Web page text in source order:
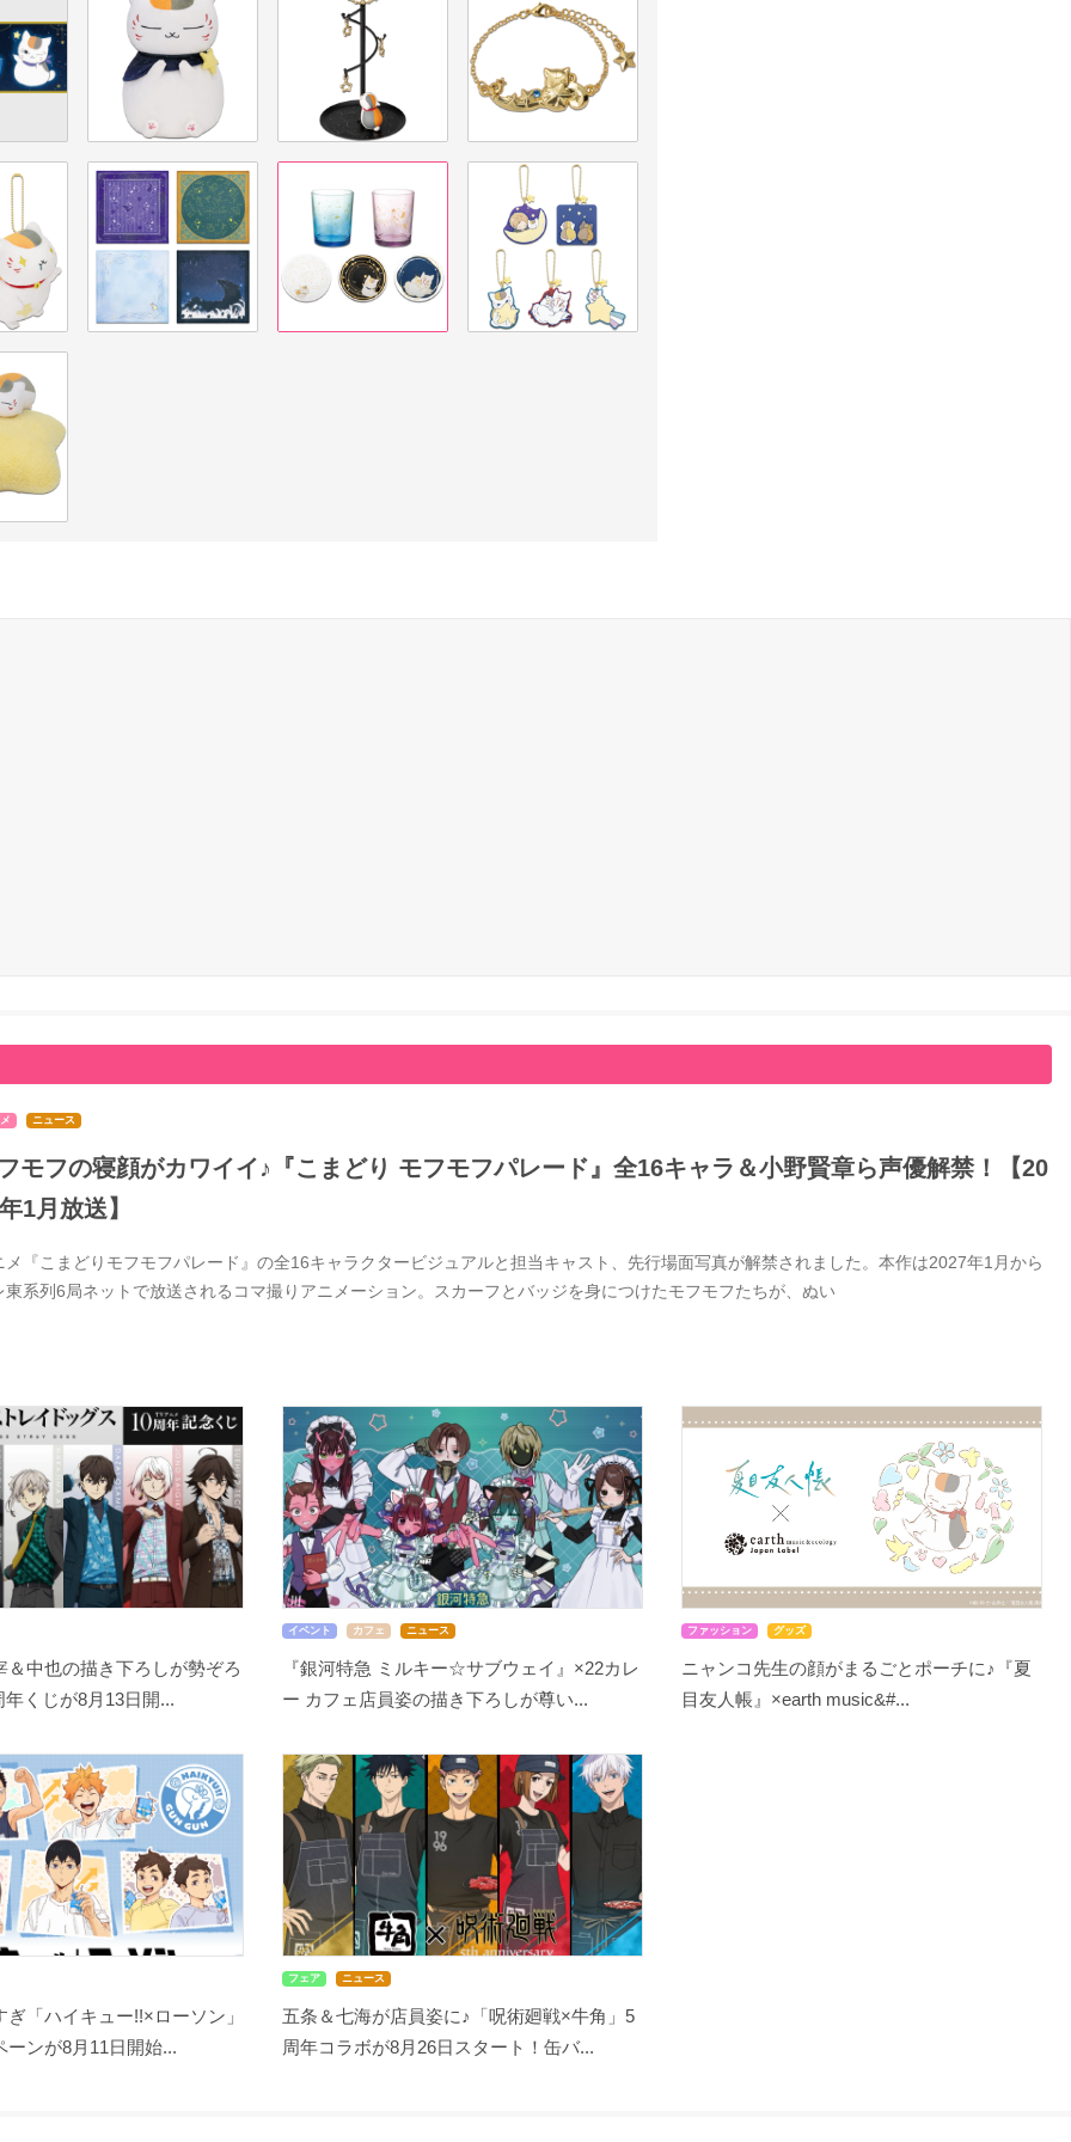
ニュース
モフの寝顔がカワイイ♪『こまどり モフモフパレード』全16キャラ＆小野賢章ら声優解禁！【20
1月放送】
メ『こまどりモフモフパレード』の全16キャラクタービジュアルと担当キャスト、先行場面写真が解禁されました。本作は2027年1月から
東系列6局ネットで放送されるコマ撮りアニメーション。スカーフとバッジを身につけたモフモフたちが、ぬい
＆中也の描き下ろしが勢ぞろ
くじが8月13日開...
イベント カフェ ニュース
『銀河特急 ミルキー☆サブウェイ』×22カレ
ー カフェ店員姿の描き下ろしが尊い...
ファッション グッズ
ニャンコ先生の顔がまるごとポーチに♪『夏
目友人帳』×earth music&#...
「ハイキュー!!×ローソン」
ーンが8月11日開始...
フェア ニュース
五条＆七海が店員姿に♪「呪術廻戦×牛角」5
周年コラボが8月26日スタート！缶バ...